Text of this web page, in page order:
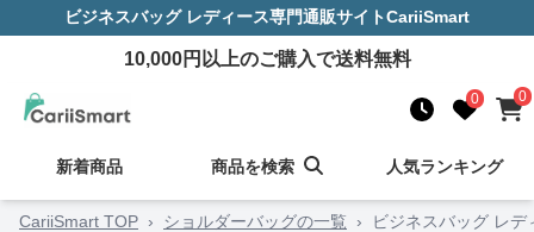
ビジネスバッグ レディース専門通販サイトCariiSmart
10,000円以上のご購入で送料無料
0 0
新着商品 商品を検索 人気ランキング
CariiSmart TOP › ショルダーバッグの一覧 › ビジネスバッグ レ